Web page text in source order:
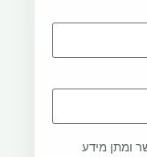
ומתן מידע